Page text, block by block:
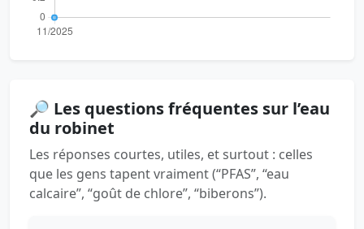
🔎 Les questions fréquentes sur l’eau
du robinet
Les réponses courtes, utiles, et surtout : celles
que les gens tapent vraiment (“PFAS”, “eau
calcaire”, “goût de chlore”, “biberons”).